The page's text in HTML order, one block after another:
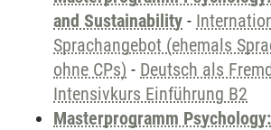
and Sustainability -
Sprachangebot (ehemals
ohne CPs) - Deutsch als
Intensivkurs Einführung B2
Masterprogramm